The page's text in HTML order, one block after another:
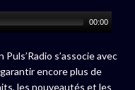
00:00
s’associe avec
encore plus de
les nouveautés et les